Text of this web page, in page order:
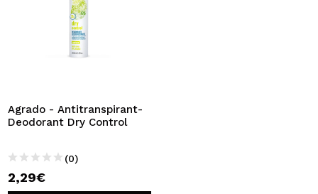
Agrado - Antitranspirant-
Deodorant Dry Control
(0)
2,29€